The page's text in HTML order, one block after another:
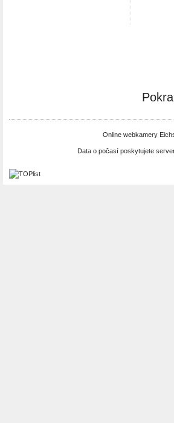
Online webkamery
Data o počasí poskytujete